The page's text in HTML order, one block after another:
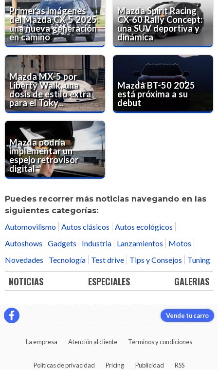
Primeras imágenes
del Mazda CX-5 2025:
una nueva generación
en camino
Mazda Spirit Racing
CX-60 Rally Concept:
una SUV deportiva y
dinámica
Mazda MX-5 por
Liberty Walk, una
dosis de estilo extra
para el Toky...
Mazda BT-50 2025
está próxima a su
debut
Mazda podría
implementar un
espejo retrovisor
digital
Puedes recorrer más noticias navegando en las
siguientes categorías:
Automovilismo Autos clásicos
Autos ecológicos
Autoshows
Gadgets Industria Lanzamientos
Motos
Novedades
Tecnología Test drive Tips y Consejos Tuning
NOTICIAS ESPECIALES GALERIAS
Vende tu carro
La empresa Atención al cliente Términos y condiciones
Políticas de privacidad Pricing Publicidad RSS